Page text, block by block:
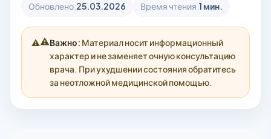
Обновлено:25.03.2026 Время чтения:1 мин.
⚠️Важно: Материал носит информационный
характер и не заменяет очную консультацию
врача. При ухудшении состояния обратитесь
за неотложной медицинской помощью.